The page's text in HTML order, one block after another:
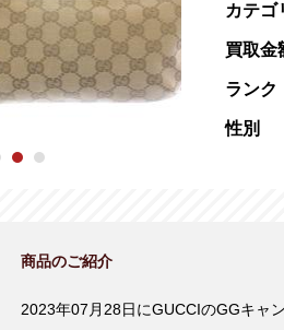
カテゴ
買取金
ランク
性別
商品のご紹介
2023年07月28日にGUCCIのGGキャ